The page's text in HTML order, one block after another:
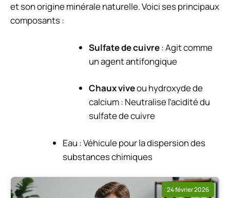
et son origine minérale naturelle. Voici ses principaux
composants :
Sulfate de cuivre: Agit comme
un agent antifongique
Chaux viveou hydroxyde de
calcium : Neutralise l’acidité du
sulfate de cuivre
Eau : Véhicule pour la dispersion des
substances chimiques
24 février 2026